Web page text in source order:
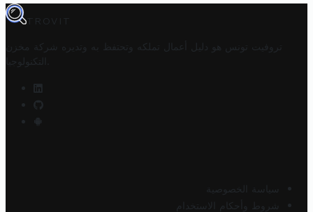
TROVIT
تروفيت تونس هو دليل أعمال تملكه وتحتفظ به وتديره
شركة مخزن
التكنولوجيا
سياسة الخصوصية
شروط وأحكام الاستخدام